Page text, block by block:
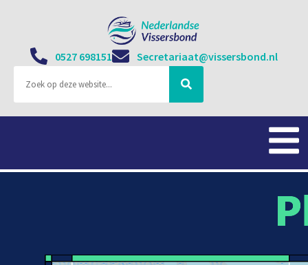
0527 698151 Secretariaat@vissersbond.nl